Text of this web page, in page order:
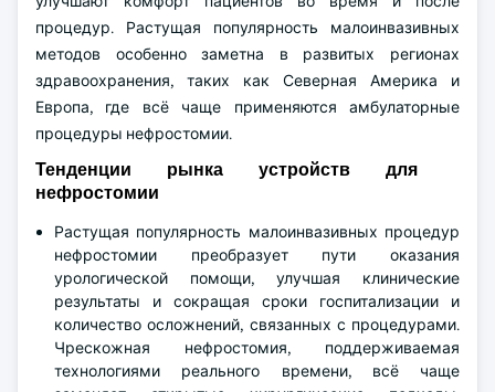
процедур. Растущая популярность малоинвазивных
методов особенно заметна в развитых регионах
здравоохранения, таких как Северная Америка и
Европа, где всё чаще применяются амбулаторные
процедуры нефростомии.
Тенденции рынка устройств для
нефростомии
Растущая популярность малоинвазивных процедур
нефростомии преобразует пути оказания
урологической помощи, улучшая клинические
результаты и сокращая сроки госпитализации и
количество осложнений, связанных с процедурами.
Чрескожная нефростомия, поддерживаемая
технологиями реального времени, всё чаще